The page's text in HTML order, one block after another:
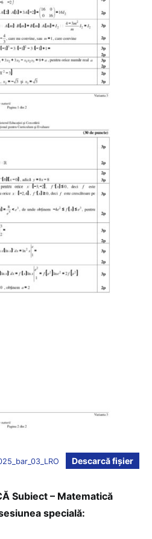
Descarcă fișier
Subiect – Matematică
specială: